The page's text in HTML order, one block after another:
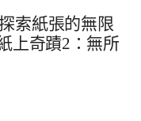
索紙張的無限
上奇蹟2：無所